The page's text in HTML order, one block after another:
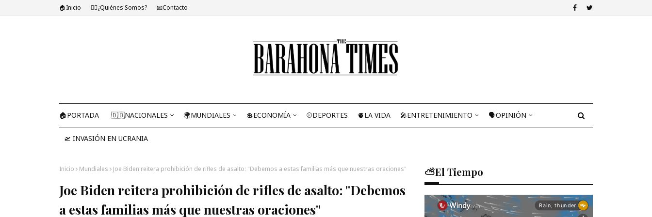
🏠Inicio 🤷‍♂️¿Quiénes Somos? 📧Contacto
🏠PORTADA 🇩🇴NACIONALES 🌍MUNDIALES 💲ECONOMÍA ⚾DEPORTES 🫀LA VIDA 🎤ENTRETENIMIENTO 🗣OPINIÓN
🛫 INVASIÓN EN UCRANIA
Inicio Mundiales Joe Biden reitera prohibición de rifles de asalto: "Debemos a estas familias más que nuestras oraciones"
Joe Biden reitera prohibición de rifles de asalto: "Debemos
a estas familias más que nuestras oraciones"
⛅El Tiempo